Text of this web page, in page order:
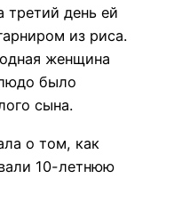
третий день ей
из риса.
женщина
было
сына.
о том, как
10-летнюю